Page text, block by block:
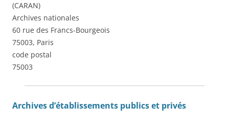
(CARAN)
Archives nationales
60 rue des Francs-Bourgeois
75003, Paris
code postal
75003
Archives d’établissements publics et privés